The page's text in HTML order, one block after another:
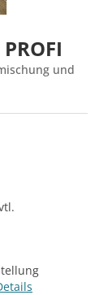
und